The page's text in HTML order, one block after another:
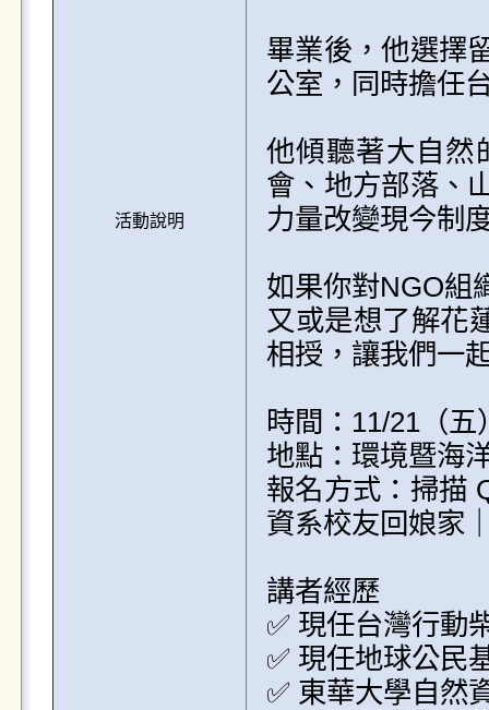
活動說明
畢業後，他選擇
公室，同時擔任
他傾聽著大自然
會、地方部落、
力量改變現今制
如果你對NGO組
又或是想了解花
相授，讓我們一
時間：11/21（五
地點：環境暨海
報名方式：掃描
資系校友回娘家
講者經歷
✅ 現任台灣行動
✅ 現任地球公民
✅ 東華大學自然